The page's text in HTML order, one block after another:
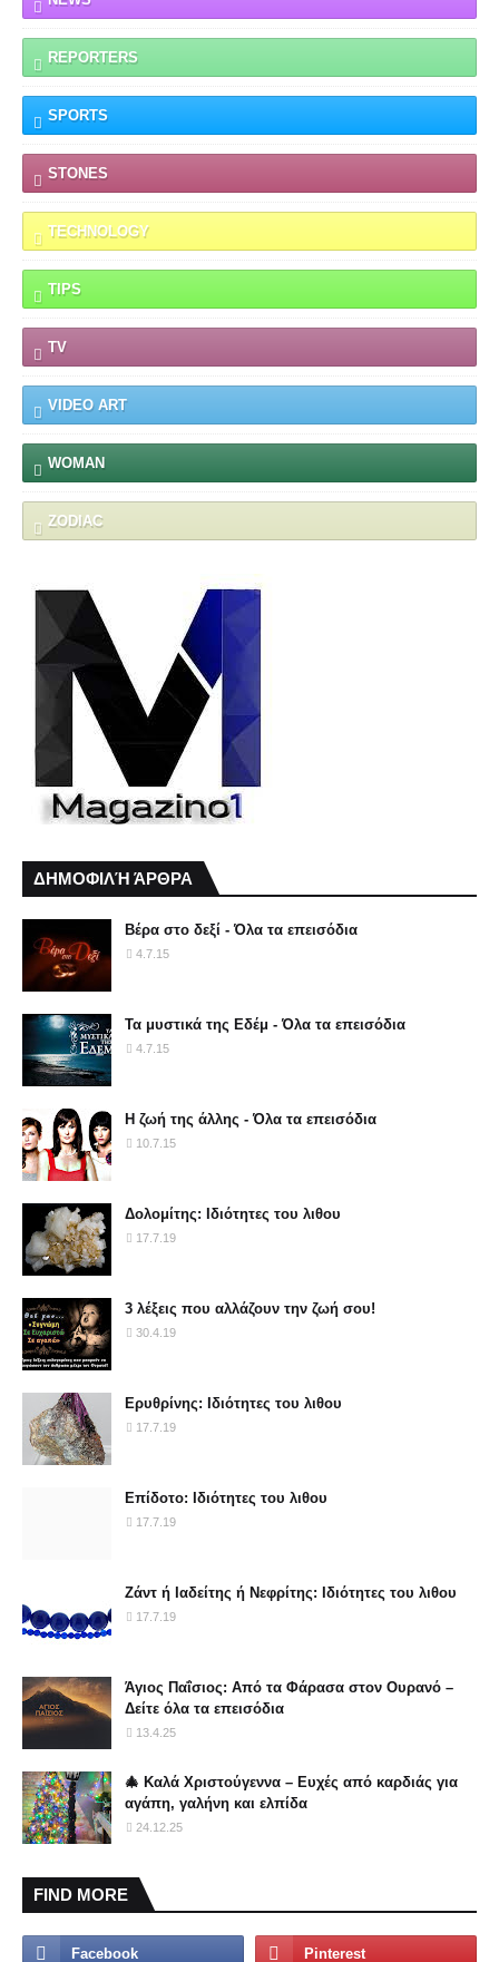
REPORTERS
SPORTS
STONES
TECHNOLOGY
TIPS
TV
VIDEO ART
WOMAN
ZODIAC
ΔΗΜΟΦΙΛΉ ΆΡΘΡΑ
Βέρα στο δεξί - Όλα τα επεισόδια
4.7.15
Τα μυστικά της Εδέμ - Όλα τα επεισόδια
4.7.15
Η ζωή της άλλης - Όλα τα επεισόδια
10.7.15
Δολομίτης: Ιδιότητες του λιθου
17.7.19
3 λέξεις που αλλάζουν την ζωή σου!
30.4.19
Ερυθρίνης: Ιδιότητες του λιθου
17.7.19
Επίδοτο: Ιδιότητες του λιθου
17.7.19
Ζάντ ή Ιαδείτης ή Νεφρίτης: Ιδιότητες του λιθου
17.7.19
Άγιος Παΐσιος: Από τα Φάρασα στον Ουρανό –
Δείτε όλα τα επεισόδια
13.4.25
🎄 Καλά Χριστούγεννα – Ευχές από καρδιάς για
αγάπη, γαλήνη και ελπίδα
24.12.25
FIND MORE